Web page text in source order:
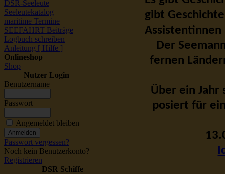
DSR-Seeleute
Seeleutekatalog
maritime Termine
SEEFAHRT Beiträge
Logbuch schreiben
Anleitung [ Hilfe ]
Onlineshop
Shop
Nutzer Login
Benutzername
Passwort
Angemeldet bleiben
Passwort vergessen?
Noch kein Benutzerkonto?
Registrieren
DSR Schiffe
gibt
Der
fernen
Über ein Jahr
posiert für